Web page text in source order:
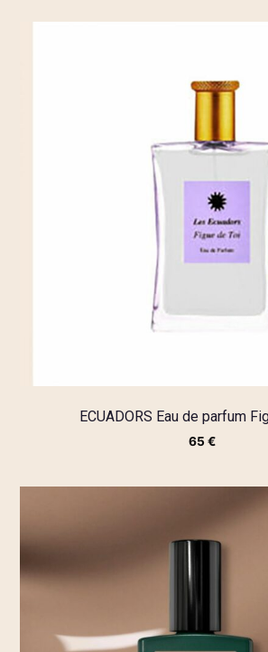
ECUADORS Eau de parfum
65€